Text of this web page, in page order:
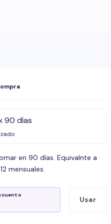
90 días
en 90 días. Equivalnte a
mensuales.
Usar